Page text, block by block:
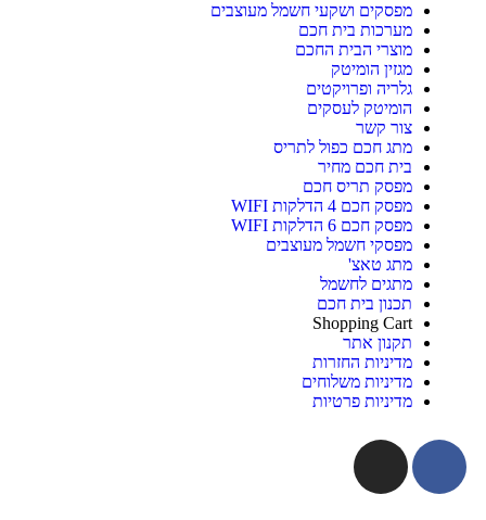
מפסקים ושקעי חשמל מעוצבים
מערכות בית חכם
מוצרי הבית החכם
מגזין הומיטק
גלריה ופרויקטים
הומיטק לעסקים
צור קשר
מתג חכם כפול לתריס
בית חכם מחיר
מפסק תריס חכם
מפסק חכם 4 הדלקות WIFI
מפסק חכם 6 הדלקות WIFI
מפסקי חשמל מעוצבים
מתג טאצ'
מתגים לחשמל
תכנון בית חכם
Shopping Cart
תקנון אתר
מדיניות החזרות
מדיניות משלוחים
מדיניות פרטיות